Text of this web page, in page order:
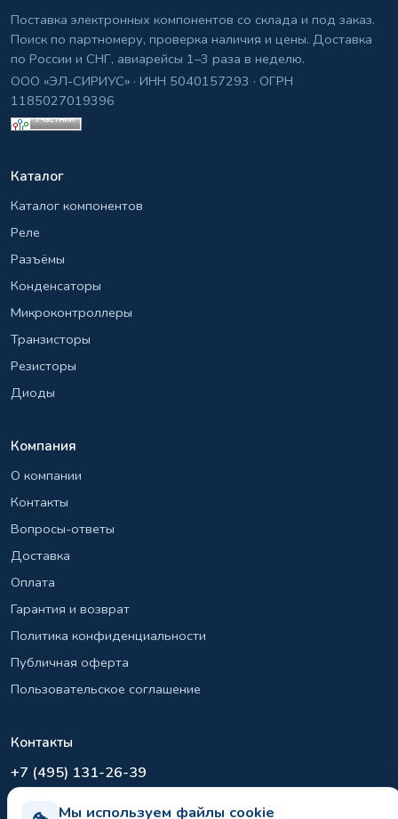
Мы используем файлы cookie
Поставка электронных компонентов со склада и под заказ.
Поиск по партномеру, проверка наличия и цены. Доставка
по России и СНГ, авиарейсы 1–3 раза в неделю.
ООО «ЭЛ-СИРИУС» · ИНН 5040157293 · ОГРН
1185027019396
Каталог
Каталог компонентов
Реле
Разъёмы
Конденсаторы
Микроконтроллеры
Транзисторы
Резисторы
Диоды
Компания
О компании
Контакты
Вопросы-ответы
Доставка
Оплата
Гарантия и возврат
Политика конфиденциальности
Публичная оферта
Пользовательское соглашение
Контакты
+7 (495) 131-26-39